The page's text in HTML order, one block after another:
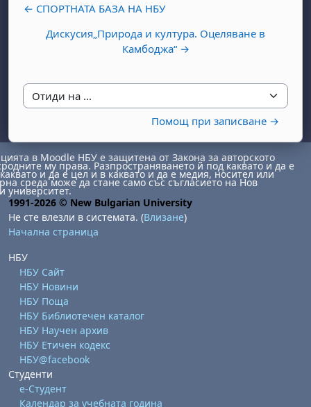
← СПОРТНАТА БАЗА НА НБУ
Дискусия„Природа и култура. Оцеляване в
Камбоджа“ →
Отиди на ...
Помощ при записване →
1 август
неделя, 2 август
8 август
неделя, 9 август
август
август
15 август
неделя, 16 август
август
август
22 август
неделя, 23 август
август
август
29 август
неделя, 30 август
в Moodle НБУ е защитена от Закона за авторското
му права. Разпространяването й под каквато и да е
и да е цел и в каквато и да е медия, носител или
среда може да стане само със съгласието на Нов
университет.
1991-2026 © New Bulgarian University
Не сте влезли в системата. (Влизане)
Начална страница
НБУ
НБУ Сайт
НБУ Новини
НБУ Поща
НБУ Библиотечен каталог
НБУ Научен архив
НБУ Етичен кодекс
НБУ@facebook
Студенти
е-Студент
Календар за учебната година